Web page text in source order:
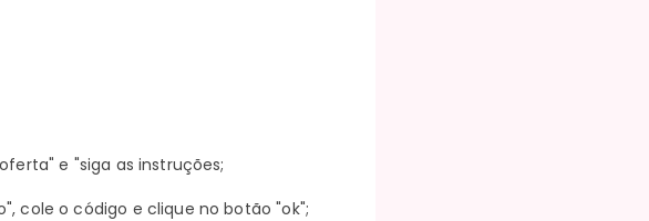
e "siga as instruções;
cole o código e clique no botão "ok";